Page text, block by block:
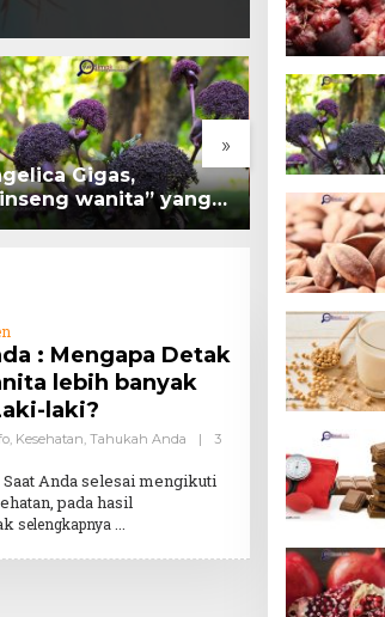
»
Gigas,
wanita” yang
peran
Kacang
Hanya
: Mengapa Detak
lebih banyak
laki?
, Kesehatan, Tahukah Anda |
3
Anda selesai mengikuti
pada hasil
selengkapnya